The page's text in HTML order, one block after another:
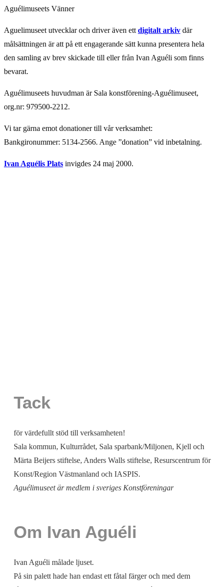
Aguélimuseets Vänner
Aguelimuseet utvecklar och driver även ett digitalt arkiv där
målsättningen är att på ett engagerande sätt kunna presentera hela
den samling av brev skickade till eller från Ivan Aguéli som finns
bevarat.
Aguélimuseets huvudman är Sala konstförening-Aguélimuseet,
org.nr: 979500-2212.
Vi tar gärna emot donationer till vår verksamhet:
Bankgironummer: 5134-2566. Ange ”donation” vid inbetalning.
Ivan Aguélis Plats invigdes 24 maj 2000.
Tack
för värdefullt stöd till verksamheten!
Sala kommun, Kulturrådet, Sala sparbank/Miljonen, Kjell och
Märta Beijers stiftelse, Anders Walls stiftelse, Resurscentrum för
Konst/Region Västmanland och IASPIS.
Aguélimuseet är medlem i sveriges Konstföreningar
Om Ivan Aguéli
Ivan Aguéli målade ljuset.
På sin palett hade han endast ett fåtal färger och med dem